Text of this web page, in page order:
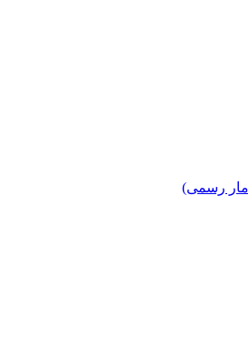
رسمی)